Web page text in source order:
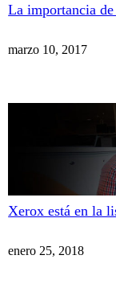
La importancia
marzo 10, 2017
Xerox está en la
enero 25, 2018